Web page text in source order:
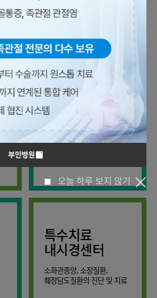
오늘 하루 보지 않기
최소상처 척추수술을 원칙
내과
세분화된 진료와
특수치료
내시경센터
소화관종양, 소장질환,
췌장담도질환의 진단 및 치료